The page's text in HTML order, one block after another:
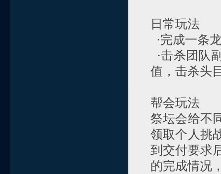
日常玩法
·完成一条
·击杀团队
值，击杀头
帮会玩法
祭坛会给不
领取个人挑
到交付要求
的完成情况